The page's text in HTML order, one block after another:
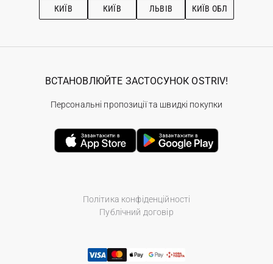
КИЇВ КИЇВ ЛЬВІВ КИЇВ ОБЛ
Політика конфіденційності
Публічний договір
ВСТАНОВЛЮЙТЕ ЗАСТОСУНОК OSTRIV!
Персональні пропозиції та швидкі покупки